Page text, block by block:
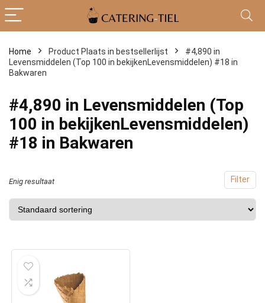
Home Product Plaats in bestsellerlijst
#4,890 in
Levensmiddelen (Top 100 in bekijkenLevensmiddelen) #18 in
Bakwaren
#4,890 in Levensmiddelen (Top
100 in bekijkenLevensmiddelen)
#18 in Bakwaren
Filter
Enig resultaat